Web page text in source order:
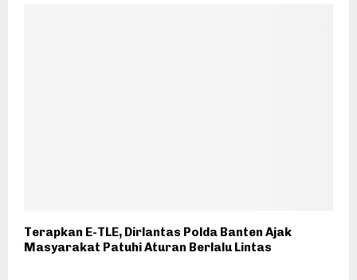
Terapkan E-TLE, Dirlantas Polda Banten Ajak
Masyarakat Patuhi Aturan Berlalu Lintas